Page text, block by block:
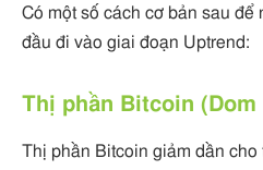
Có một số cách cơ bản sau để
đầu đi vào giai đoạn Uptrend:
Thị phần Bitcoin (Dom
Thị phần Bitcoin giảm dần cho